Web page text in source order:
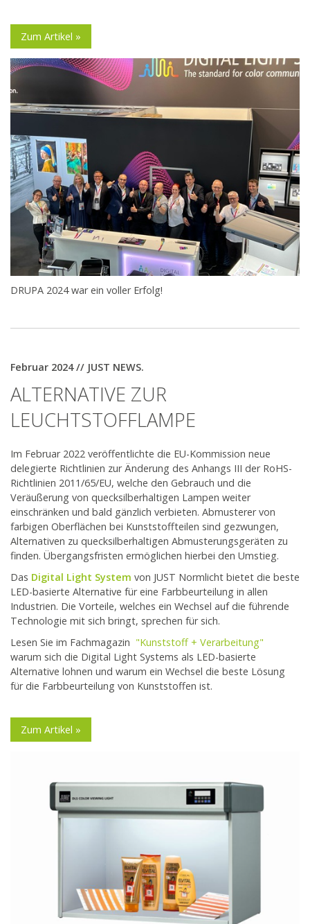
Zum Artikel »
DRUPA 2024 war ein voller Erfolg!
Februar 2024 // JUST NEWS.
ALTERNATIVE ZUR
LEUCHTSTOFFLAMPE
Im Februar 2022 veröffentlichte die EU-Kommission neue
delegierte Richtlinien zur Änderung des Anhangs III der RoHS-
Richtlinien 2011/65/EU, welche den Gebrauch und die
Veräußerung von quecksilberhaltigen Lampen weiter
einschränken und bald gänzlich verbieten. Abmusterer von
farbigen Oberflächen bei Kunststoffteilen sind gezwungen,
Alternativen zu quecksilberhaltigen Abmusterungsgeräten zu
finden. Übergangsfristen ermöglichen hierbei den Umstieg.
Das Digital Light System von JUST Normlicht bietet die beste
LED-basierte Alternative für eine Farbbeurteilung in allen
Industrien. Die Vorteile, welches ein Wechsel auf die führende
Technologie mit sich bringt, sprechen für sich.
Lesen Sie im Fachmagazin "Kunststoff + Verarbeitung"
warum sich die Digital Light Systems als LED-basierte
Alternative lohnen und warum ein Wechsel die beste Lösung
für die Farbbeurteilung von Kunststoffen ist.
Zum Artikel »